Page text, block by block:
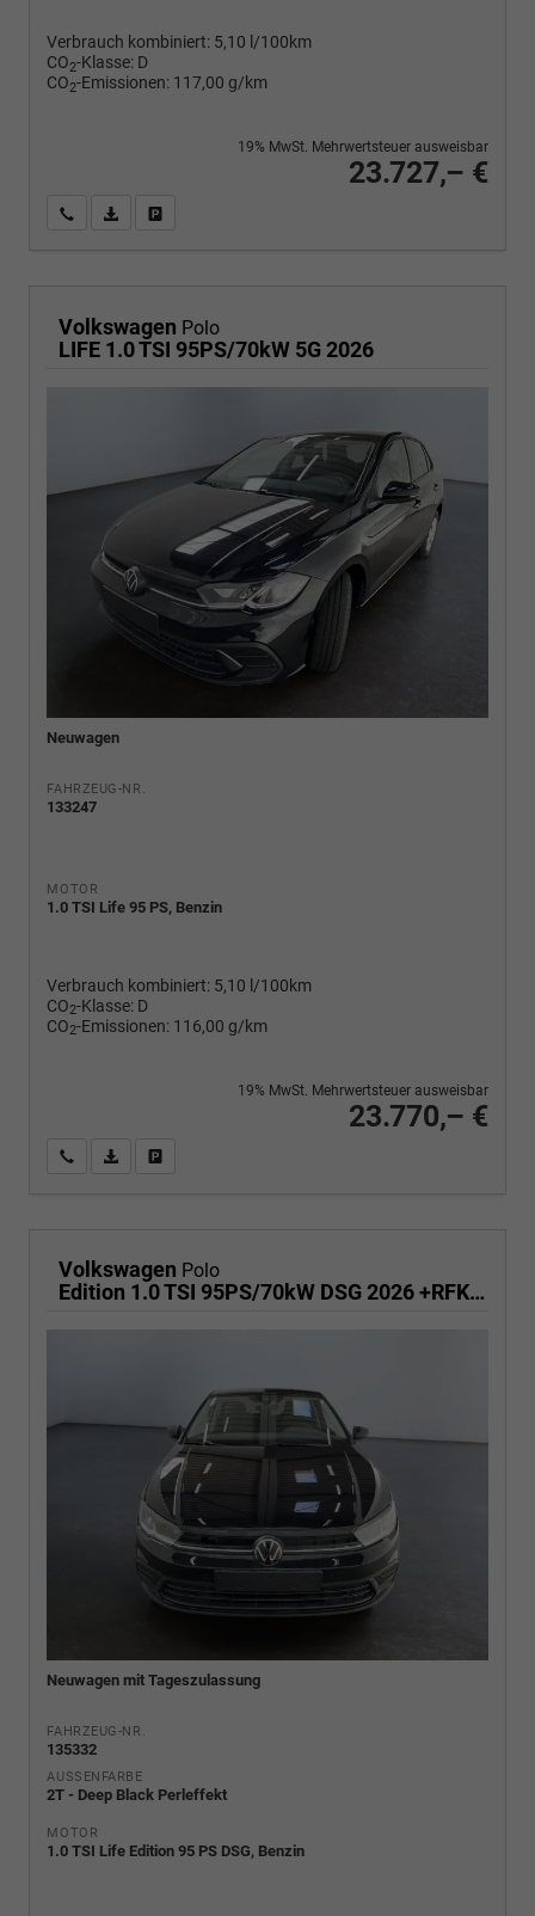
Verbrauch kombiniert: 5,10 l/100km
CO2-Klasse: D
CO2-Emissionen: 117,00 g/km
23.727,– €
19% MwSt. Mehrwertsteuer ausweisbar
Wir rufen Sie anPDF-Fahrzeugexposé drucken
Volkswagen Polo
LIFE 1.0 TSI 95PS/70kW 5G 2026
Neuwagen
FAHRZEUG-NR.
133247
MOTOR
1.0 TSI Life 95 PS, Benzin
Verbrauch kombiniert: 5,10 l/100km
CO2-Klasse: D
CO2-Emissionen: 116,00 g/km
23.770,– €
19% MwSt. Mehrwertsteuer ausweisbar
Wir rufen Sie anPDF-Fahrzeugexposé drucken
Volkswagen Polo
Edition 1.0 TSI 95PS/70kW DSG 2026 +RFK +Getönte Heckscheiben +TravelAssist +LED
Neuwagen mit Tageszulassung
FAHRZEUG-NR.
135332
AUSSENFARBE
2T - Deep Black Perleffekt
MOTOR
1.0 TSI Life Edition 95 PS DSG, Benzin